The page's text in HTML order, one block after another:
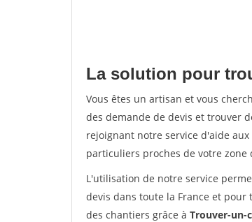
La solution pour
Vous êtes un artisan et vous
des demande de devis et trouver
rejoignant notre service d'aide
particuliers proches de votre
L'utilisation de notre service
devis dans toute la France et
des chantiers grâce à Trouver-un-